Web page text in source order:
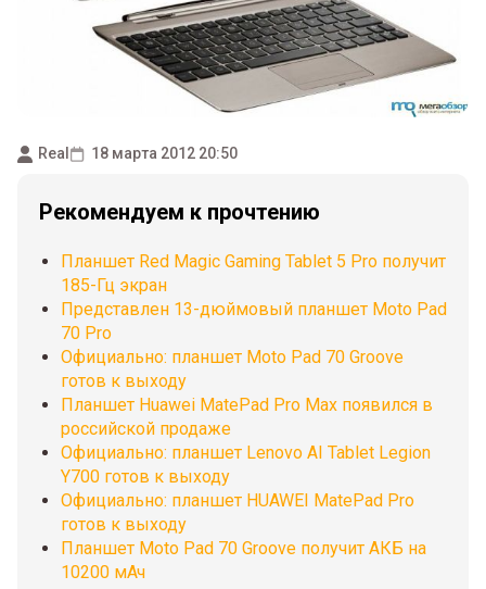
Real 18 марта 2012 20:50
Рекомендуем к прочтению
Планшет Red Magic Gaming Tablet 5 Pro получит
185-Гц экран
Представлен 13-дюймовый планшет Moto Pad
70 Pro
Официально: планшет Moto Pad 70 Groove
готов к выходу
Планшет Huawei MatePad Pro Max появился в
российской продаже
Официально: планшет Lenovo AI Tablet Legion
Y700 готов к выходу
Официально: планшет HUAWEI MatePad Pro
готов к выходу
Планшет Moto Pad 70 Groove получит АКБ на
10200 мАч